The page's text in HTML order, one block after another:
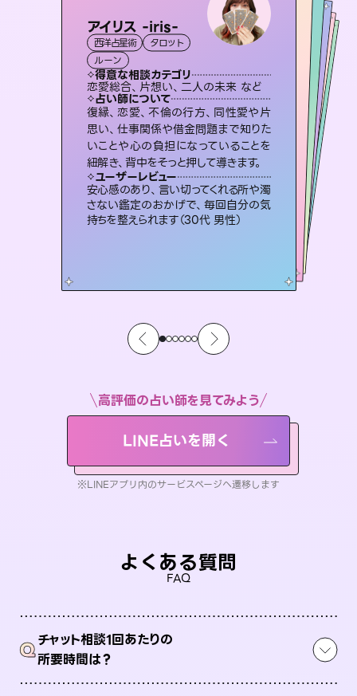
アイリス -iris-
西洋占星術
タロット
ルーン
得意な相談カテゴリ
恋愛総合、片想い、二人の未来 など
占い師について
復縁、恋愛、不倫の行方、同性愛や片
思い、仕事関係や借金問題まで知りた
いことや心の負担になっていることを
紐解き、背中をそっと押して導きます。
ユーザーレビュー
安心感のあり、言い切ってくれる所や濁
さない鑑定のおかげで、毎回自分の気
持ちを整えられます（30代 男性）
おう 霊感オラクル
霊視・オーラ
オラクルカード
得意な相談カテゴリ
恋愛総合、あの人の気持ち など
占い師について
霊視×オラクルカードを使って「今」と
「未来」そして「気になるあの人の気持
ち」まで丁寧に読み解き、恋や人生のヒ
ントを優しく引き出します。
ユーザーレビュー
不安な気持ちが嘘みたいに晴れまし
た…！よく視えていらっしゃるんだなと
感じました（40代 女性）
彗望（すいぼう
霊視・オーラ
スピリチュアル・リーディング
得意な相談カテゴリ
片想い、あの人の気持ち、復縁 など
占い師について
3,700年以上の歴史を持つ東洋最古の
占術「易占」で詳細まで占い、幸せへ向
かう道筋を示します。厳しい結果にも具
体的な対策をお伝えします。
ユーザーレビュー
複雑な背景もしっかり聞いて鑑定して
いただけました。気持ちが楽になりまし
た（50代 女性）
未来視師＊花
霊視・オーラ
スピリチュアル・リーディング
得意な相談カテゴリ
出逢い、片想い、復縁 など
占い師について
未来には何パターンもの選択肢があります。不安で視えにくくなっているあなたの素敵な未来を見つけ、その未来を選択できるようアドバイスします。
ユーザーレビュー
職場の人の性質や人間関係、本心など
本当によく視えていてびっくり。対策が
打てて前向きになれます（40代）
桃源珠羽
スピリチュアル・リーディング
得意な相談カテゴリ
片想い、あの人の気持ち、復縁 など
占い師について
恋愛のお悩みの中でも特に「曖昧な関
係」の相談を得意としており、友達以上
恋人未満なお相手との今後や本音を丁
寧に読み解き恋愛成就へと導きます。
ユーザーレビュー
鑑定していただいてアドバイス通りに行
動すると仲が復活してきました。ありが
とうございました（40代 女性）
セラピスト理恵
霊視・オーラ タロット
スピリチュアル・リーディング
得意な相談カテゴリ
片想い、二人の未来、年の差 など
占い師について
連絡再開、復縁、成就などの報告実績
多数。セラピストとして2万超の施術経
験があるからこそできる鑑定で、より良
い未来をサポートします。
ユーザーレビュー
とても心温まる鑑定でした。しかもこち
らは何も言っていないのに視えていらっ
しゃるんだなと驚きです（30代女性）
高評価の占い師を見てみよう
LINE占いを開く
※LINEアプリ内のサービスページへ遷移します
よくある質問
FAQ
Qチャット相談1回あたりの
所要時間は？